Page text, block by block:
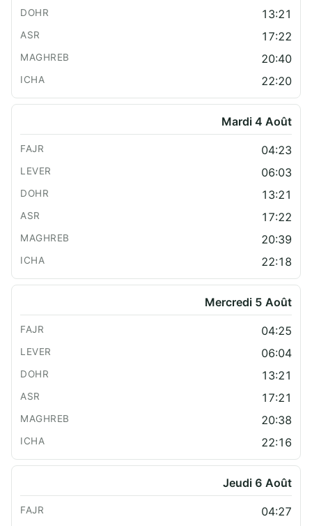
13:21
17:22
20:40
22:20
Mardi 4 Août
04:23
06:03
13:21
17:22
20:39
22:18
Mercredi 5 Août
04:25
06:04
13:21
17:21
20:38
22:16
Jeudi 6 Août
04:27